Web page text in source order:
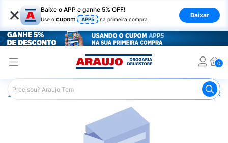
× Baixe o APP e ganhe 5% OFF!
Use o cupom APP5 na primeira compra
Baixar
0
Araujo Medicamentos Remédios para Alergias e